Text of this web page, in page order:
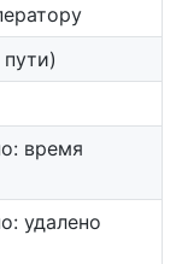
время
удалено